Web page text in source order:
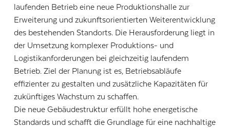
laufenden Betrieb eine neue Produktionshalle zur
Erweiterung und zukunftsorientierten Weiterentwicklung
des bestehenden Standorts. Die Herausforderung liegt in
der Umsetzung komplexer Produktions- und
Logistikanforderungen bei gleichzeitig laufendem
Betrieb. Ziel der Planung ist es, Betriebsabläufe
effizienter zu gestalten und zusätzliche Kapazitäten für
zukünftiges Wachstum zu schaffen.
Die neue Gebäudestruktur erfüllt hohe energetische
Standards und schafft die Grundlage für eine nachhaltige